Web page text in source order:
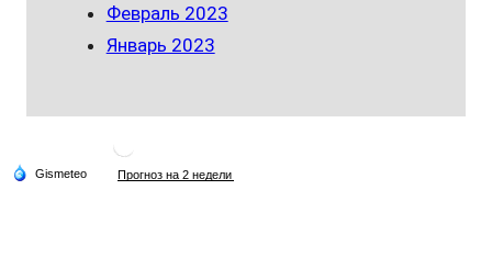
Февраль 2023
Январь 2023